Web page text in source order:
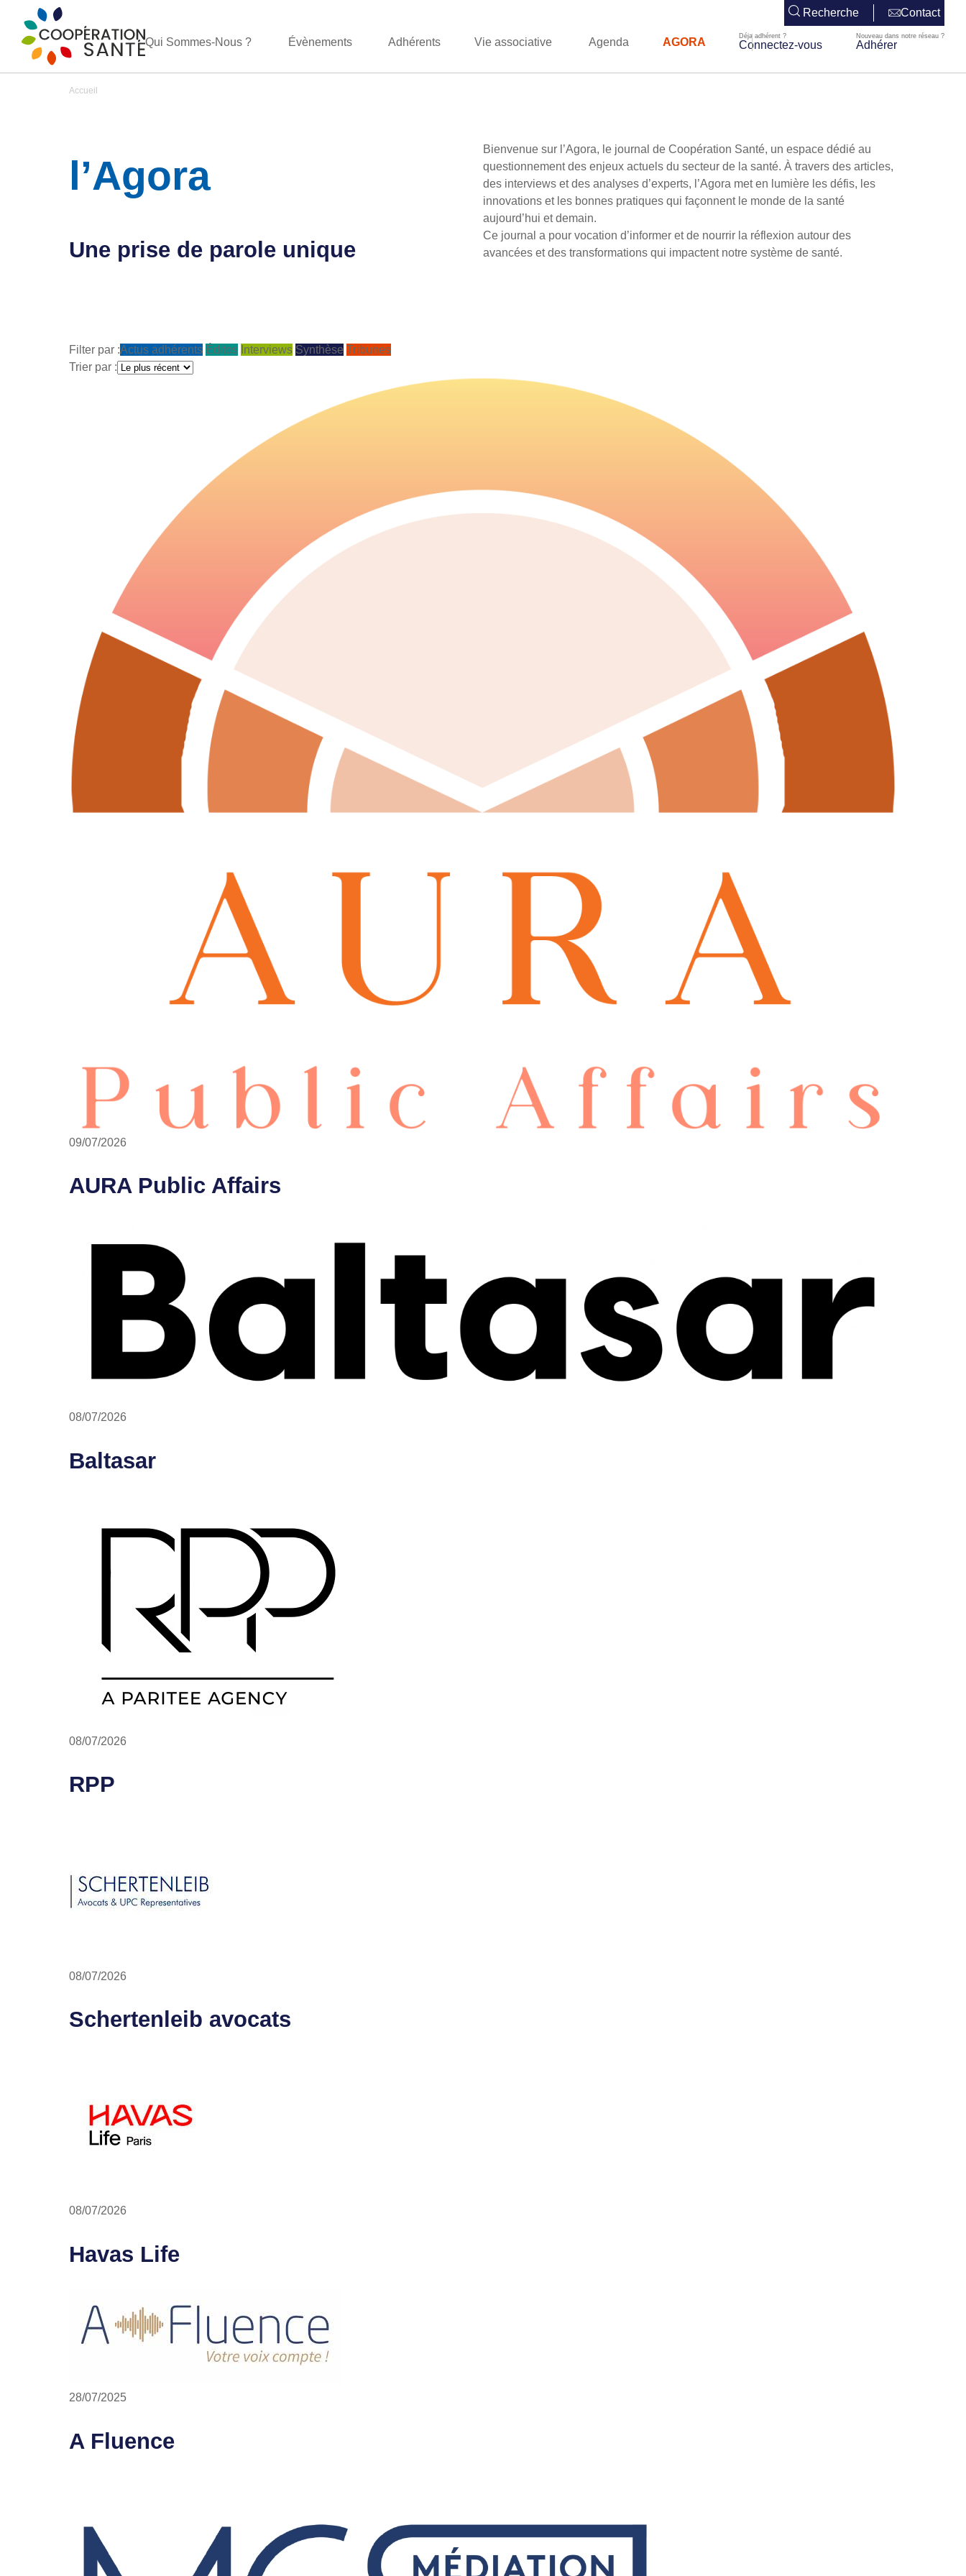
Recherche Contact
Qui Sommes-Nous ? Évènements Adhérents Vie associative Agenda AGORA Connectez-vous Adhérer
Accueil
l’Agora
Une prise de parole unique
Bienvenue sur l’Agora, le journal de Coopération Santé, un espace dédié au
questionnement des enjeux actuels du secteur de la santé. À travers des articles,
des interviews et des analyses d’experts, l’Agora met en lumière les défis, les
innovations et les bonnes pratiques qui façonnent le monde de la santé
aujourd’hui et demain.
Ce journal a pour vocation d’informer et de nourrir la réflexion autour des
avancées et des transformations qui impactent notre système de santé.
Filter par :Actus adhérents Éditos Interviews Synthèse Tribunes
Trier par :
09/07/2026
AURA Public Affairs
08/07/2026
Baltasar
08/07/2026
RPP
08/07/2026
Schertenleib avocats
08/07/2026
Havas Life
28/07/2025
A Fluence